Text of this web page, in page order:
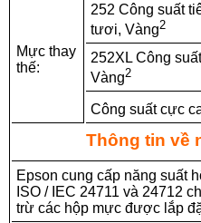
Mực thay
thế:
252 Công suất
tươi, Vàng2
252XL Công
Vàng2
Công suất cực
Thông tin về
Epson cung cấp năng suất
ISO / IEC 24711 và 24712
trừ các hộp mực được lắp